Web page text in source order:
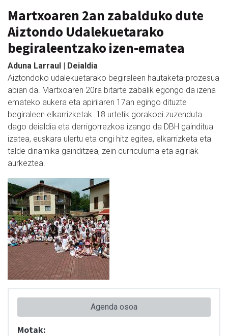
Martxoaren 2an zabalduko dute
Aiztondo Udalekuetarako
begiraleentzako izen-ematea
Aduna Larraul | Deialdia
Aiztondoko udalekuetarako begiraleen hautaketa-prozesua
abian da. Martxoaren 20ra bitarte zabalik egongo da izena
emateko aukera eta apirilaren 17an egingo dituzte
begiraleen elkarrizketak. 18 urtetik gorakoei zuzenduta
dago deialdia eta derrigorrezkoa izango da DBH gainditua
izatea, euskara ulertu eta ongi hitz egitea, elkarrizketa eta
talde dinamika gainditzea, zein curriculuma eta agiriak
aurkeztea.
Agenda osoa
Motak: